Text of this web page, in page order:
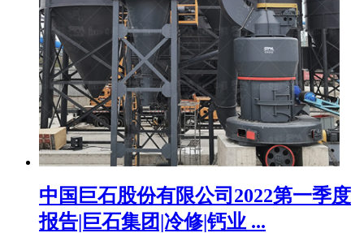
中国巨石股份有限公司2022第一季度
报告|巨石集团|冷修|钙业 ...